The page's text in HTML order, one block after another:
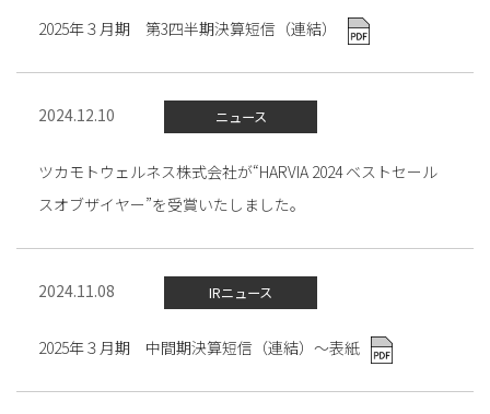
2025年３月期 第3四半期決算短信（連結）
2024.12.10 ニュース
ツカモトウェルネス株式会社が“HARVIA 2024 ベストセール
スオブザイヤー”を受賞いたしました。
2024.11.08 IRニュース
2025年３月期 中間期決算短信（連結）～表紙